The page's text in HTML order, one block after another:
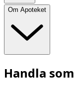
Om Apoteket
Handla